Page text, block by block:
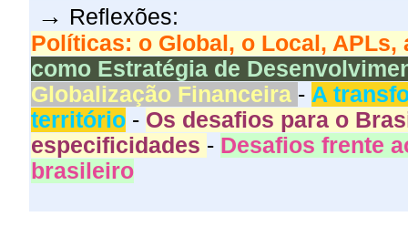
→ Reflexões:
Políticas: o Global, o Local, APLs,
como Estratégia de
Globalização Financeira - A
território - Os desafios para o
especificidades - Desafios frente
brasileiro